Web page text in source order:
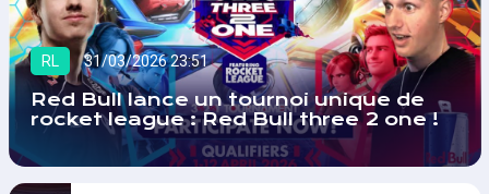
RL 31/03/2026 23:51
Red Bull lance un tournoi unique de
rocket league : Red Bull three 2 one !